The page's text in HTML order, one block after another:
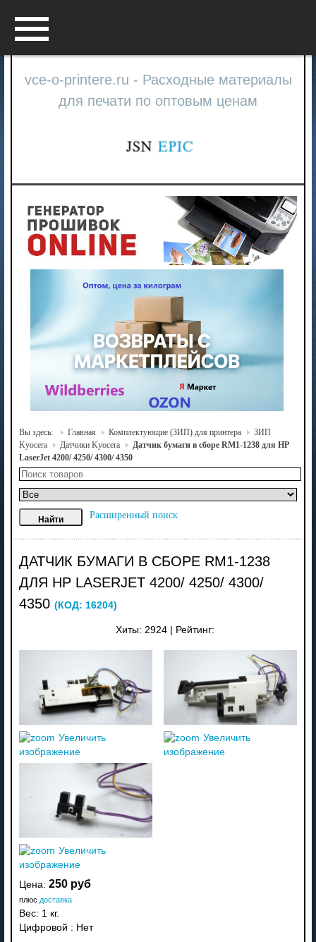
vce-o-printere.ru - Расходные материалы
для печати по оптовым ценам
Вы здесь: Главная Комплектующие (ЗИП) для принтера
ЗИП
Kyocera
Датчики Kyocera
Датчик бумаги в сборе RM1-1238 для HP
LaserJet 4200/ 4250/ 4300/ 4350
Расширенный поиск
ДАТЧИК БУМАГИ В СБОРЕ RM1-1238
ДЛЯ HP LASERJET 4200/ 4250/ 4300/
4350 (КОД: 16204)
Хиты: 2924 Рейтинг:
Увеличить
изображение
Увеличить
изображение
Увеличить
изображение
Цена: 250 руб
плюс доставка
Вес: 1 кг.
Цифровой : Нет